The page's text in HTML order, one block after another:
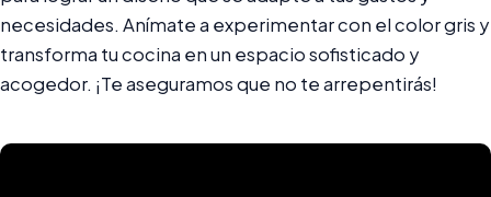
necesidades. Anímate a experimentar con el color gris y
transforma tu cocina en un espacio sofisticado y
acogedor. ¡Te aseguramos que no te arrepentirás!